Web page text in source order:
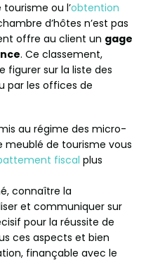
ou l’obtention
d’hôtes n’est pas
offre au client un gage
. Ce classement,
figurer sur la liste des
par les offices de
au régime des micro-
meublé de tourisme vous
fiscal plus
connaître la
et communiquer sur
pour la réussite de
ces aspects et bien
finançable avec le